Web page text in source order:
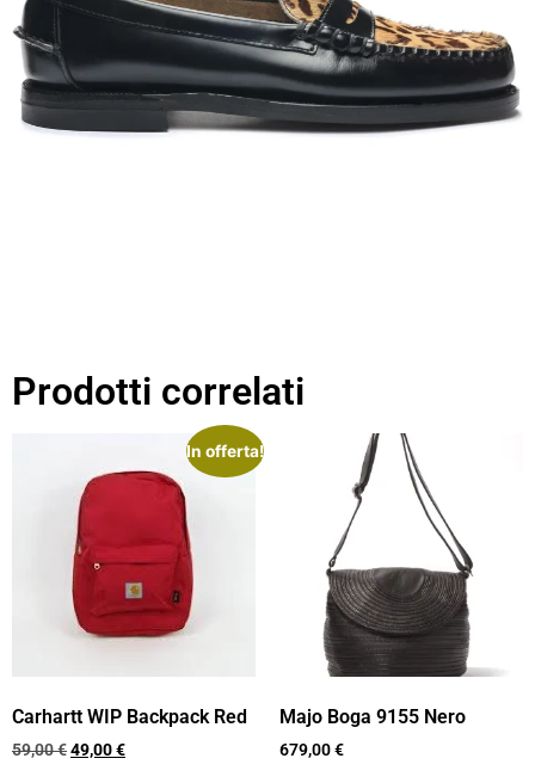
Prodotti correlati
In offerta!
Carhartt WIP Backpack Red
59,00€49,00€
Majo Boga 9155 Nero
679,00€